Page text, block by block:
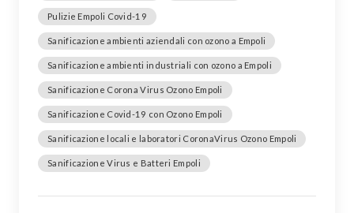
Pulizie Empoli Covid-19
Sanificazione ambienti aziendali con ozono a Empoli
Sanificazione ambienti industriali con ozono a Empoli
Sanificazione Corona Virus Ozono Empoli
Sanificazione Covid-19 con Ozono Empoli
Sanificazione locali e laboratori CoronaVirus Ozono Empoli
Sanificazione Virus e Batteri Empoli